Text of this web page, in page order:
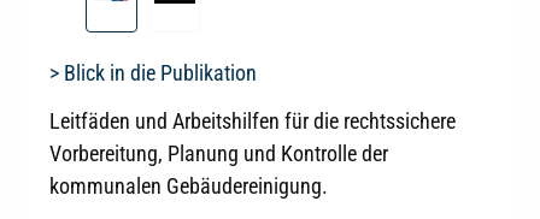
> Blick in die Publikation
Leitfäden und Arbeitshilfen für die rechtssichere
Vorbereitung, Planung und Kontrolle der
kommunalen Gebäudereinigung.